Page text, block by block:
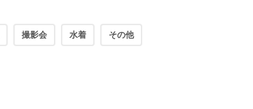
撮影会 水着 その他